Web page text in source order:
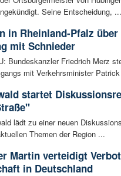
Seine Entscheidung, ...
in Rheinland-Pfalz über
mit Schnieder
Bundeskanzler Friedrich Merz
mit Verkehrsminister
startet
lädt zu einer neuen
Themen der Region ...
Martin verteidigt
in Deutschland